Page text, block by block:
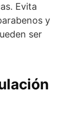
Evita
y
ser